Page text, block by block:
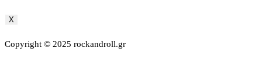
X
Copyright © 2025 rockandroll.gr